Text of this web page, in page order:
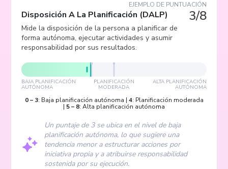
EJEMPLO DE PUNTUACIÓN
3/8
Disposición A La Planificación (DALP)
Mide la disposición de la persona a planificar de
forma autónoma, ejecutar actividades y asumir
responsabilidad por sus resultados.
BAJA PLANIFICACIÓN
AUTÓNOMA
PLANIFICACIÓN
MODERADA
ALTA PLANIFICACIÓN
AUTÓNOMA
0– 3: Baja planificación autónoma | 4: Planificación moderada
| 5– 8: Alta planificación autónoma
Un puntaje de 3 se ubica en el nivel de baja
planificación autónoma, lo que sugiere una
tendencia menor a estructurar acciones por
iniciativa propia y a atribuirse responsabilidad
sostenida por su ejecución.